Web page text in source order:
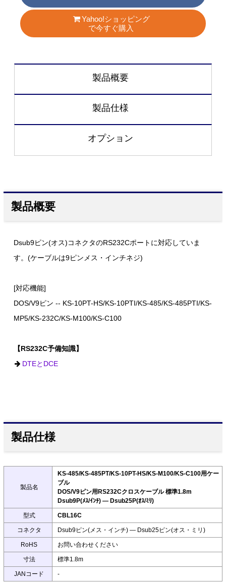
Yahoo!ショッピング
で今すぐ購入
製品概要
製品仕様
オプション
製品概要
Dsub9ピン(オス)コネクタのRS232Cポートに対応していま
す。(ケーブルは9ピンメス・インチネジ)
[対応機能]
DOS/V9ピン -- KS-10PT-HS/KS-10PTI/KS-485/KS-485PTI/KS-
MP5/KS-232C/KS-M100/KS-C100
【RS232C予備知識】
DTEとDCE
製品仕様
製品名
KS-485/KS-485PT/KS-10PT-HS/KS-M100/KS-C100用ケー
ブル
DOS/V9ピン用RS232Cクロスケーブル 標準1.8m
Dsub9P(ﾒｽ/ｲﾝﾁ) ― Dsub25P(ｵｽ/ﾐﾘ)
型式 CBL16C
コネクタ Dsub9ピン(メス・インチ) ― Dsub25ピン(オス・ミリ)
RoHS お問い合わせください
寸法 標準1.8m
JANコード -